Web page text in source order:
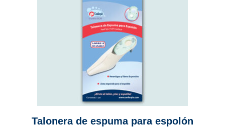
Talonera de espuma para espolón